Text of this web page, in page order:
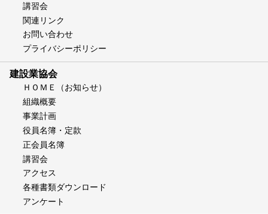
講習会
関連リンク
お問い合わせ
プライバシーポリシー
建設業協会
ＨＯＭＥ（お知らせ）
組織概要
事業計画
役員名簿・定款
正会員名簿
講習会
アクセス
各種書類ダウンロード
アンケート